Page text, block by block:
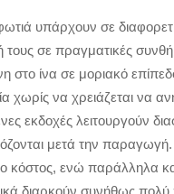
υπάρχουν σε
σε πραγματικές
στο ίνα σε μοριακό
χωρίς να χρειάζεται να
εκδοχές λειτουργούν
μετά την παραγωγή.
κόστος, ενώ παράλληλα
διαρκούν συνήθως πολύ